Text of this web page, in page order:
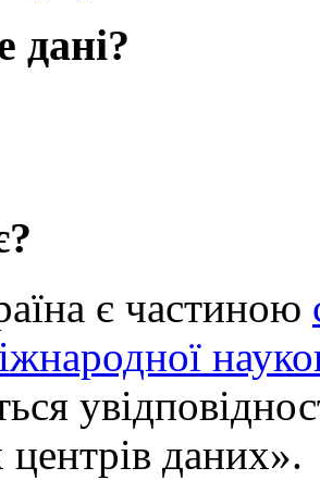
дані?
є частиною
центрів даних».